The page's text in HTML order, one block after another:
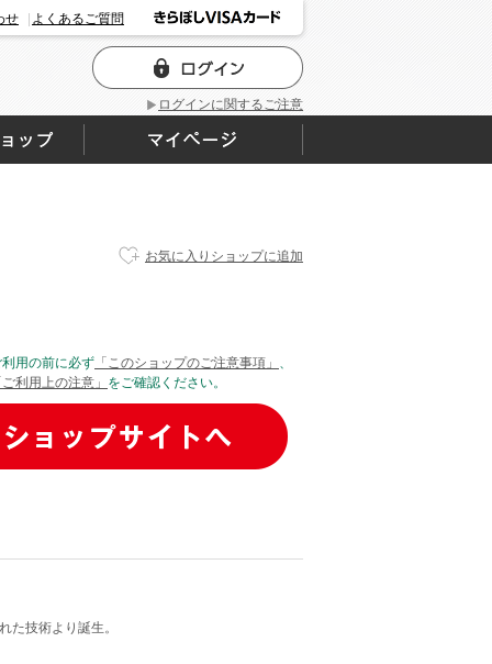
ログインに関するご注意
せ よくあるご質問
お気に入りショップに追加
利用の前に必ず 「このショップのご注意事項」 、
ご利用上の注意」 をご確認ください。
た技術より誕生。